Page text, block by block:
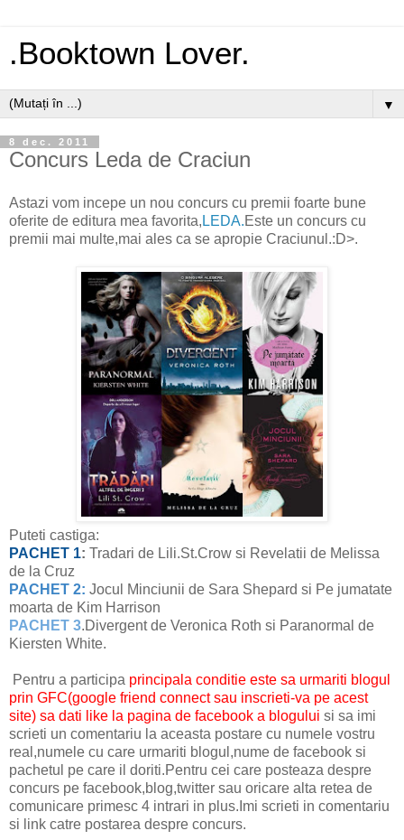
.Booktown Lover.
▼
8 dec. 2011
Concurs Leda de Craciun
Astazi vom incepe un nou concurs cu premii foarte bune
oferite de editura mea favorita, LEDA.Este un concurs cu
premii mai multe,mai ales ca se apropie Craciunul.:D>.
Puteti castiga:
PACHET 1: Tradari de Lili.St.Crow si Revelatii de Melissa
de la Cruz
PACHET 2: Jocul Minciunii de Sara Shepard si Pe jumatate
moarta de Kim Harrison
PACHET 3.Divergent de Veronica Roth si Paranormal de
Kiersten White.
Pentru a participa principala conditie este sa urmariti blogul
prin GFC(google friend connect sau inscrieti-va pe acest
site) sa dati like la pagina de facebook a blogului si sa imi
scrieti un comentariu la aceasta postare cu numele vostru
real,numele cu care urmariti blogul,nume de facebook si
pachetul pe care il doriti.Pentru cei care posteaza despre
concurs pe facebook,blog,twitter sau oricare alta retea de
comunicare primesc 4 intrari in plus.Imi scrieti in comentariu
si link catre postarea despre concurs.